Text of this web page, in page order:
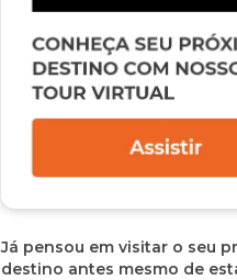
Já pensou em visitar o seu
destino antes mesmo de